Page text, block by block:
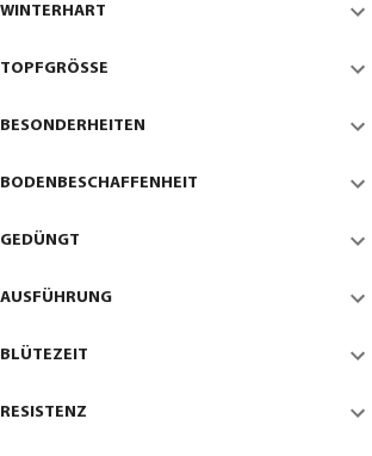
WINTERHART
TOPFGRÖSSE
BESONDERHEITEN
BODENBESCHAFFENHEIT
GEDÜNGT
AUSFÜHRUNG
BLÜTEZEIT
RESISTENZ